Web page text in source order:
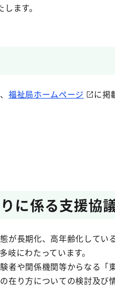
ます。
福祉局ホームぺージ に掲
に係る支援協
が長期化、高年齢化して
岐にわたっています。
者や関係機関等からなる
在り方についての検討及び